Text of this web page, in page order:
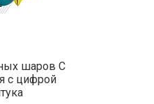
шаров С
с цифрой